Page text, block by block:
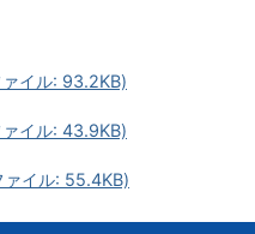
イル: 93.2KB)
イル: 43.9KB)
イル: 55.4KB)